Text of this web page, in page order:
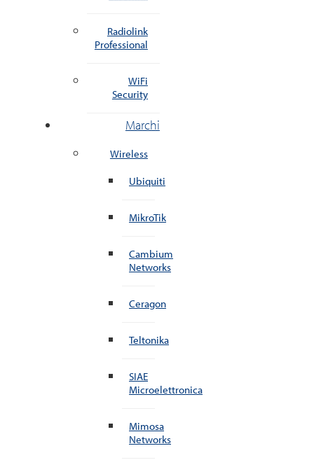
Radiolink
Professional
WiFi
Security
Marchi
Wireless
Ubiquiti
MikroTik
Cambium
Networks
Ceragon
Teltonika
SIAE
Microelettronica
Mimosa
Networks